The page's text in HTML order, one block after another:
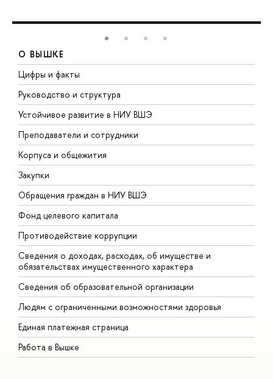
О ВЫШКЕ
Цифры и факты
Руководство и структура
Устойчивое развитие в НИУ ВШЭ
Преподаватели и сотрудники
Корпуса и общежития
Закупки
Обращения граждан в НИУ ВШЭ
Фонд целевого капитала
Противодействие коррупции
Сведения о доходах, расходах, об имуществе и
обязательствах имущественного характера
Сведения об образовательной организации
Людям с ограниченными возможностями здоровья
Единая платежная страница
Работа в Вышке